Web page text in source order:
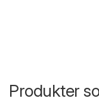
Produkter